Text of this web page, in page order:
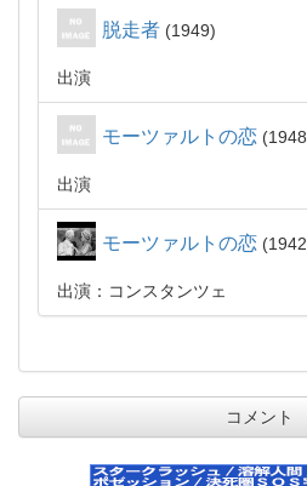
脱走者 1949
出演
モーツァルトの恋 1948
出演
モーツァルトの恋 1942
出演：コンスタンツェ
コメント